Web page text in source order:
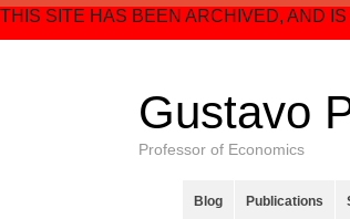
THIS SITE HAS BEEN ARCHIVED, AND
Gustavo
Professor of Economics
Blog Publications